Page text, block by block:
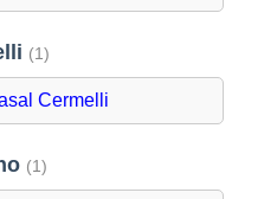
(1)
Cermelli
(1)